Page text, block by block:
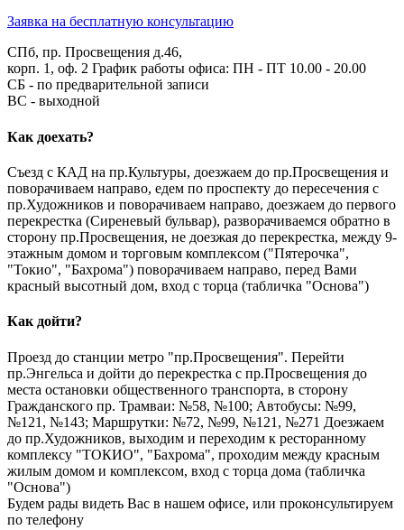
Заявка на бесплатную консультацию
СПб, пр. Просвещения д.46,
корп. 1, оф. 2 График работы офиса: ПН - ПТ 10.00 - 20.00
СБ - по предварительной записи
ВС - выходной
Как доехать?
Съезд с КАД на пр.Культуры, доезжаем до пр.Просвещения и
поворачиваем направо, едем по проспекту до пересечения с
пр.Художников и поворачиваем направо, доезжаем до первого
перекрестка (Сиреневый бульвар), разворачиваемся обратно в
сторону пр.Просвещения, не доезжая до перекрестка, между 9-
этажным домом и торговым комплексом ("Пятерочка",
"Токио", "Бахрома") поворачиваем направо, перед Вами
красный высотный дом, вход с торца (табличка "Основа")
Как дойти?
Проезд до станции метро "пр.Просвещения". Перейти
пр.Энгельса и дойти до перекрестка с пр.Просвещения до
места остановки общественного транспорта, в сторону
Гражданского пр. Трамваи: №58, №100; Автобусы: №99,
№121, №143; Маршрутки: №72, №99, №121, №271 Доезжаем
до пр.Художников, выходим и переходим к ресторанному
комплексу "ТОКИО", "Бахрома", проходим между красным
жилым домом и комплексом, вход с торца дома (табличка
"Основа")
Будем рады видеть Вас в нашем офисе, или проконсультируем
по телефону